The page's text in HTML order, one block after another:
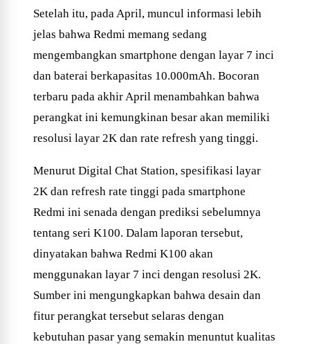
Setelah itu, pada April, muncul informasi lebih
jelas bahwa Redmi memang sedang
mengembangkan smartphone dengan layar 7 inci
dan baterai berkapasitas 10.000mAh. Bocoran
terbaru pada akhir April menambahkan bahwa
perangkat ini kemungkinan besar akan memiliki
resolusi layar 2K dan rate refresh yang tinggi.
Menurut Digital Chat Station, spesifikasi layar
2K dan refresh rate tinggi pada smartphone
Redmi ini senada dengan prediksi sebelumnya
tentang seri K100. Dalam laporan tersebut,
dinyatakan bahwa Redmi K100 akan
menggunakan layar 7 inci dengan resolusi 2K.
Sumber ini mengungkapkan bahwa desain dan
fitur perangkat tersebut selaras dengan
kebutuhan pasar yang semakin menuntut kualitas